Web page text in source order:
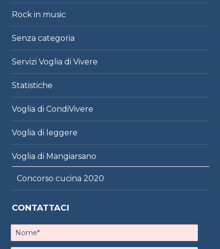
Rock in music
Senza categoria
Servizi Voglia di Vivere
Statistiche
Voglia di CondiVivere
Voglia di leggere
Voglia di Mangiarsano
Concorso cucina 2020
CONTATTACI